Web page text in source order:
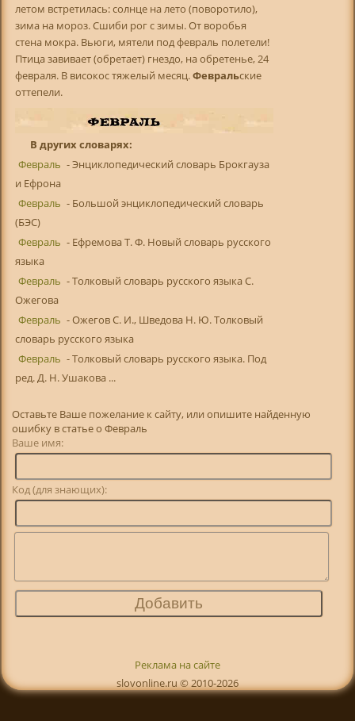
летом встретилась: солнце на лето (поворотило),
зима на мороз. Сшиби рог с зимы. От воробья
стена мокра. Вьюги, мятели под февраль полетели!
Птица завивает (обретает) гнездо, на обретенье, 24
февраля. В високос тяжелый месяц.Февральские
оттепели.
В других словарях:
Февраль - Энциклопедический словарь Брокгауза
и Ефрона
Февраль - Большой энциклопедический словарь
(БЭС)
Февраль - Ефремова Т. Ф. Новый словарь русского
языка
Февраль - Толковый словарь русского языка С.
Ожегова
Февраль - Ожегов С. И., Шведова Н. Ю. Толковый
словарь русского языка
Февраль - Толковый словарь русского языка. Под
ред. Д. Н. Ушакова ...
Оставьте Ваше пожелание к сайту, или опишите найденную
ошибку в статье о Февраль
Ваше имя:
Код (для знающих):
Реклама на сайте
slovonline.ru © 2010-2026